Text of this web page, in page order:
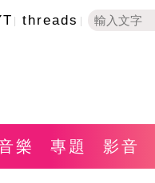
threads
樂 專題 影音